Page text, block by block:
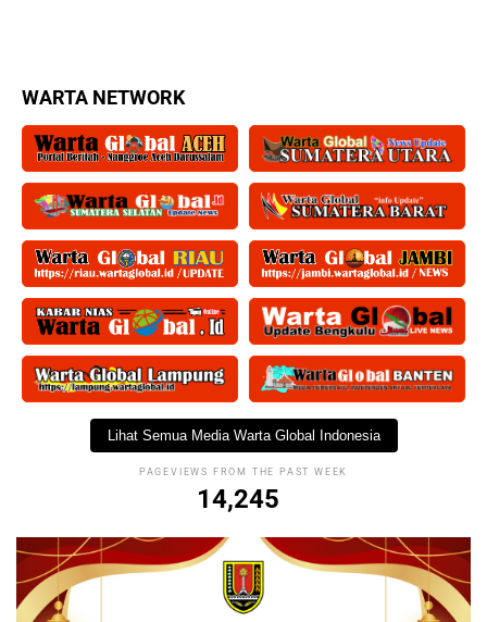
WARTA NETWORK
Lihat Semua Media Warta Global Indonesia
PAGEVIEWS FROM THE PAST WEEK
14,245